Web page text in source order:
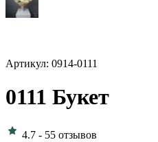
Артикул: 0914-0111
0111 Букет
4.7 - 55 отзывов